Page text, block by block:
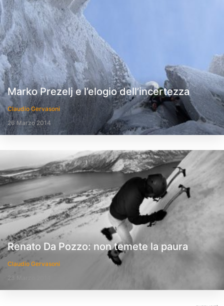
Marko Prezelj e l’elogio dell’incertezza
Claudio Gervasoni
26 Marzo 2014
Renato Da Pozzo: non temete la paura
Claudio Gervasoni
23 Marzo 2014